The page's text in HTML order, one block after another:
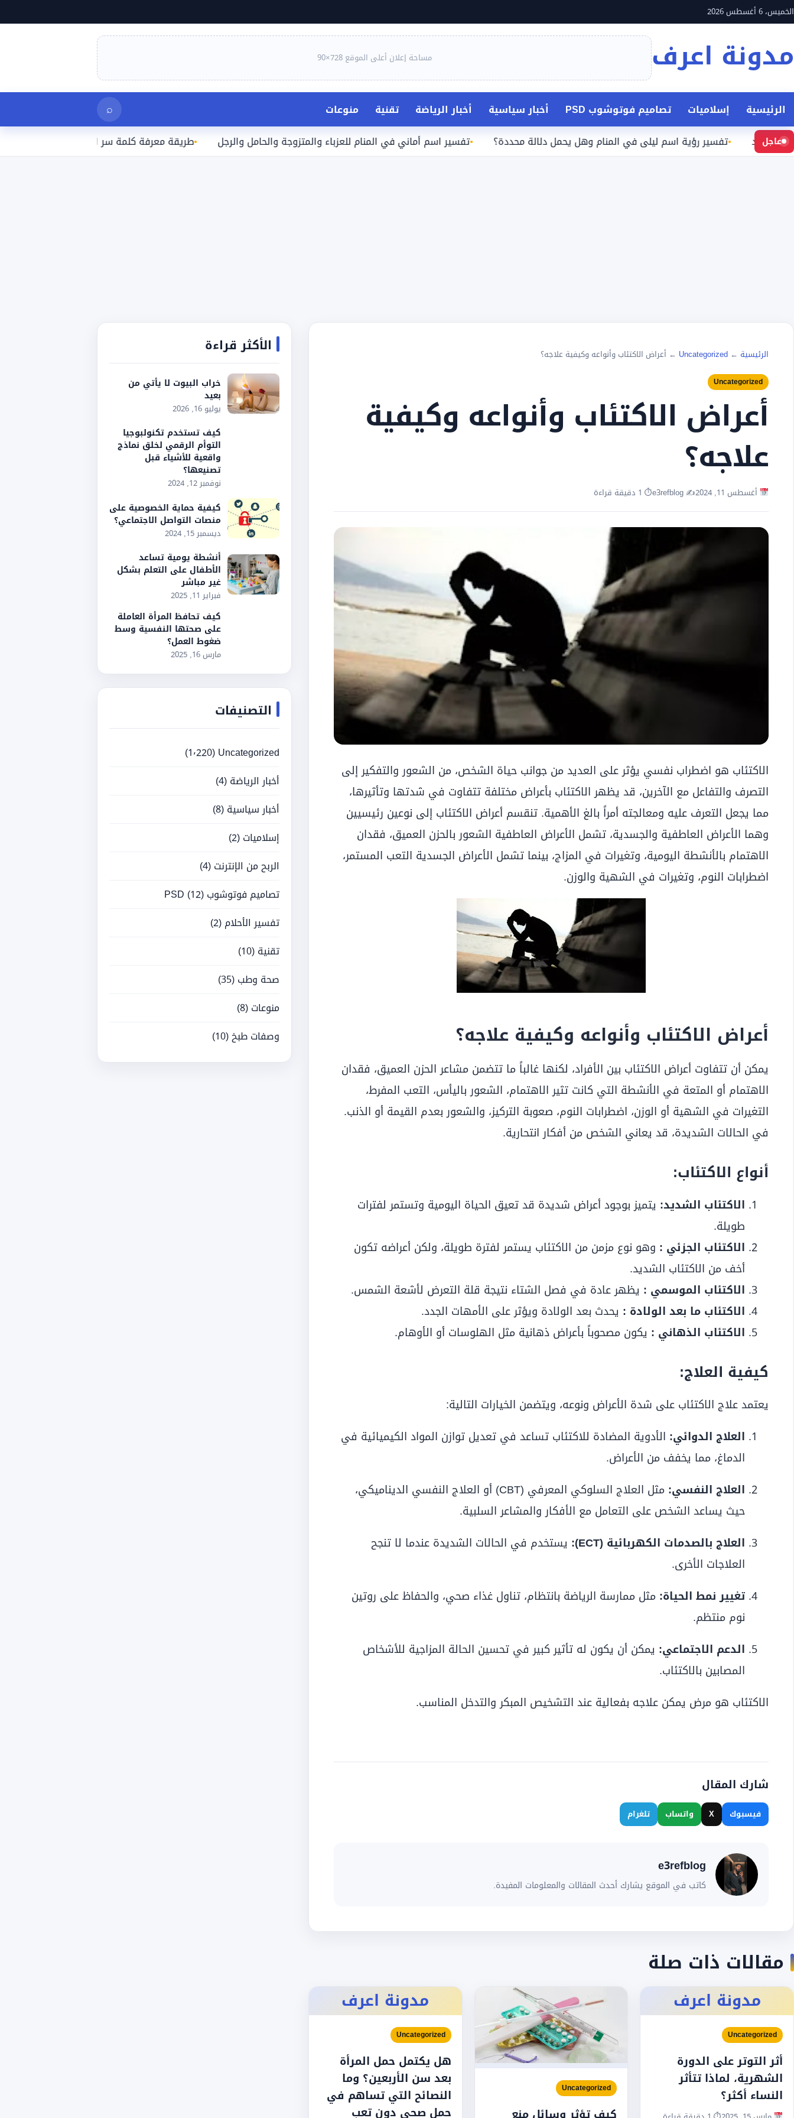
انتقل
إلى
الخميس، 6 أغسطس 2026
مدونة اعرف مساحة إعلان أعلى الموقع 728×90
الرئيسية إسلاميات تصاميم فوتوشوب PSD أخبار سياسية أخبار الرياضة تقنية منوعات ⌕
عاجل تفسير رؤية اسم ليلى في المنام وهل يحمل دلالة محددة؟ تفسير اسم أماني في المنام للعزباء والمتزوجة والحامل والرجل طريقة معرفة كلمة سر الواي فاي المتصل بها على
الرئيسية ←
Uncategorized
← أعراض الاكتئاب وأنواعه وكيفية علاجه؟
Uncategorized
أعراض الاكتئاب وأنواعه وكيفية
علاجه؟
أغسطس 11, 2024 ✍️ e3refblog ⏱ 1 دقيقة قراءة
الاكتئاب هو اضطراب نفسي يؤثر على العديد من جوانب حياة الشخص، من الشعور والتفكير إلى
التصرف والتفاعل مع الآخرين، قد يظهر الاكتئاب بأعراض مختلفة تتفاوت في شدتها وتأثيرها،
مما يجعل التعرف عليه ومعالجته أمراً بالغ الأهمية. تنقسم أعراض الاكتئاب إلى نوعين رئيسيين
وهما الأعراض العاطفية والجسدية، تشمل الأعراض العاطفية الشعور بالحزن العميق، فقدان
الاهتمام بالأنشطة اليومية، وتغيرات في المزاج، بينما تشمل الأعراض الجسدية التعب المستمر،
اضطرابات النوم، وتغيرات في الشهية والوزن.
أعراض الاكتئاب وأنواعه وكيفية علاجه؟
يمكن أن تتفاوت أعراض الاكتئاب بين الأفراد، لكنها غالباً ما تتضمن مشاعر الحزن العميق، فقدان
الاهتمام أو المتعة في الأنشطة التي كانت تثير الاهتمام، الشعور باليأس، التعب المفرط،
التغيرات في الشهية أو الوزن، اضطرابات النوم، صعوبة التركيز، والشعور بعدم القيمة أو الذنب.
في الحالات الشديدة، قد يعاني الشخص من أفكار انتحارية.
أنواع الاكتئاب:
الاكتئاب الشديد: يتميز بوجود أعراض شديدة قد تعيق الحياة اليومية وتستمر لفترات
طويلة.
الاكتئاب الجزئي : وهو نوع مزمن من الاكتئاب يستمر لفترة طويلة، ولكن أعراضه تكون
أخف من الاكتئاب الشديد.
الاكتئاب الموسمي : يظهر عادة في فصل الشتاء نتيجة قلة التعرض لأشعة الشمس.
الاكتئاب ما بعد الولادة : يحدث بعد الولادة ويؤثر على الأمهات الجدد.
الاكتئاب الذهاني : يكون مصحوباً بأعراض ذهانية مثل الهلوسات أو الأوهام.
كيفية العلاج:
يعتمد علاج الاكتئاب على شدة الأعراض ونوعه، ويتضمن الخيارات التالية:
العلاج الدوائي: الأدوية المضادة للاكتئاب تساعد في تعديل توازن المواد الكيميائية في
الدماغ، مما يخفف من الأعراض.
العلاج النفسي:
مثل العلاج السلوكي المعرفي (CBT) أو العلاج النفسي الديناميكي،
حيث يساعد الشخص على التعامل مع الأفكار والمشاعر السلبية.
العلاج بالصدمات الكهربائية (ECT):
يستخدم في الحالات الشديدة عندما لا تنجح
العلاجات الأخرى.
تغيير نمط الحياة: مثل ممارسة الرياضة بانتظام، تناول غذاء صحي، والحفاظ على روتين
نوم منتظم.
الدعم الاجتماعي: يمكن أن يكون له تأثير كبير في تحسين الحالة المزاجية للأشخاص
المصابين بالاكتئاب.
الاكتئاب هو مرض يمكن علاجه بفعالية عند التشخيص المبكر والتدخل المناسب.
شارك المقال
فيسبوك X واتساب تلغرام
e3refblog
كاتب في الموقع يشارك أحدث المقالات والمعلومات المفيدة.
مقالات ذات صلة
مدونة اعرف
Uncategorized
أثر التوتر على الدورة
الشهرية، لماذا تتأثر
النساء أكثر؟
Uncategorized
مدونة اعرف
Uncategorized
هل يكتمل حمل المرأة
بعد سن الأربعين؟ وما
النصائح التي تساهم في
حمل صحي دون تعب
الأكثر قراءة
خراب البيوت لا يأتي من
بعيد
يوليو 16, 2026
كيف تستخدم تكنولبوجيا
التوأم الرقمي لخلق نماذج
واقعية للأشياء قبل
تصنيعها؟
نوفمبر 12, 2024
كيفية حماية الخصوصية على
منصات التواصل الاجتماعي؟
ديسمبر 15, 2024
أنشطة يومية تساعد
الأطفال على التعلم بشكل
غير مباشر
فبراير 11, 2025
كيف تحافظ المرأة العاملة
على صحتها النفسية وسط
ضغوط العمل؟
مارس 16, 2025
التصنيفات
Uncategorized(1٬220)
أخبار الرياضة(4)
أخبار سياسية(8)
إسلاميات(2)
الربح من الإنترنت(4)
تصاميم فوتوشوب PSD(12)
تفسير الأحلام(2)
تقنية(10)
صحة وطب(35)
منوعات(8)
وصفات طبخ(10)